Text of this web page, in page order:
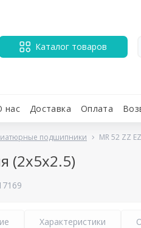
Каталог товаров
нас Доставка Оплата
подшипники MR 52 ZZ
(2х5х2.5)
Характеристики